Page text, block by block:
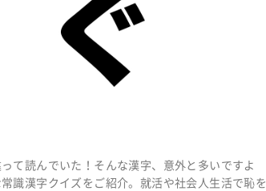
て読んでいた！そんな漢字、意外と多いですよ
識漢字クイズをご紹介。就活や社会人生活で恥を